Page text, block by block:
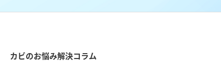
カビのお悩み解決コラム